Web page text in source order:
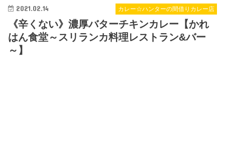
カレー☆ハンターの間借りカレー店
2021.02.14
《辛くない》濃厚バターチキンカレー【かれ
はん食堂～スリランカ料理レストラン&バー
～】